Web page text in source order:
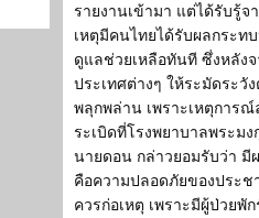
รายงานเข้ามา แต่ได้รับรู้
เหตุมีคนไทยได้รับผลกระท
ดูแลช่วยเหลือทันที ซึ่งหลัง
ประเทศต่างๆ ให้ระมัดระวั
พลุกพล่าน เพราะเหตุการ
ระเบิดที่โรงพยาบาลพระม
นายดอน กล่าวยอมรับว่า มี
คือความปลอดภัยของประ
ควรก่อเหตุ เพราะมีผู้ป่วยพั